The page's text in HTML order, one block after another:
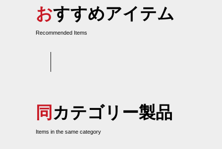
おすすめアイテム
Recommended Items
同カテゴリー製品
Items in the same category